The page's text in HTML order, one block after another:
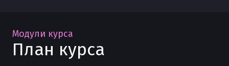
Модули курса
План курса